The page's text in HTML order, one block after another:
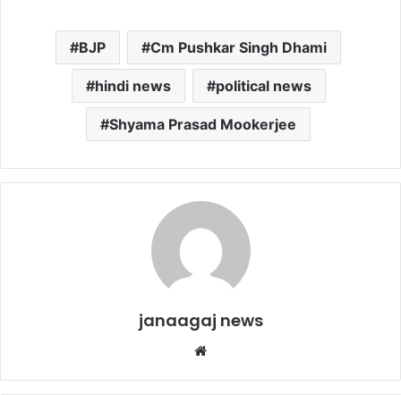
BJP Cm Pushkar Singh Dhami
hindi news political news
Shyama Prasad Mookerjee
janaagaj news
Website